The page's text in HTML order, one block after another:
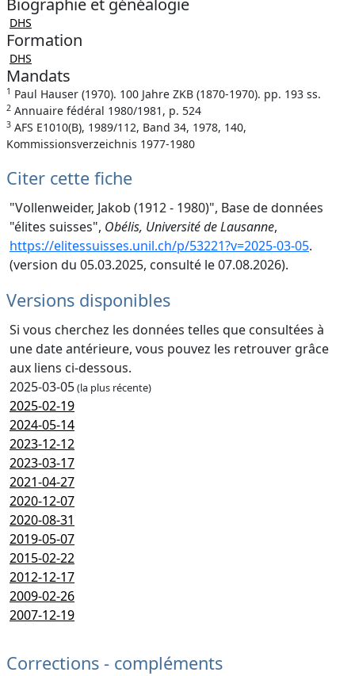
Biographie et généalogie
DHS
Formation
DHS
Mandats
1 Paul Hauser (1970). 100 Jahre ZKB (1870-1970). pp. 193 ss.
2 Annuaire fédéral 1980/1981, p. 524
3 AFS E1010(B), 1989/112, Band 34, 1978, 140,
Kommissionsverzeichnis 1977-1980
Citer cette fiche
"Vollenweider, Jakob (1912 - 1980)", Base de données
"élites suisses", Obélis, Université de Lausanne,
https://elitessuisses.unil.ch/p/53221?v=2025-03-05.
(version du 05.03.2025, consulté le 07.08.2026).
Versions disponibles
Si vous cherchez les données telles que consultées à
une date antérieure, vous pouvez les retrouver grâce
aux liens ci-dessous.
2025-03-05(la plus récente)
2025-02-19
2024-05-14
2023-12-12
2023-03-17
2021-04-27
2020-12-07
2020-08-31
2019-05-07
2015-02-22
2012-12-17
2009-02-26
2007-12-19
Corrections - compléments